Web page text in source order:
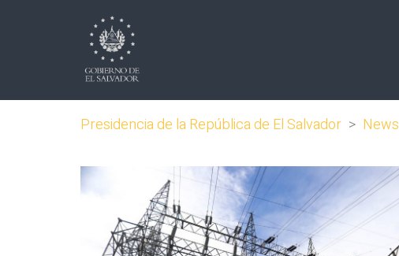
Presidencia de la República de El Salvador > News